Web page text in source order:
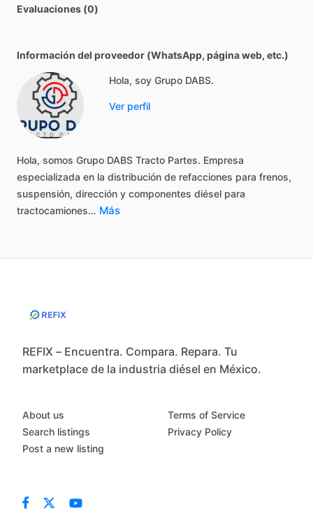
Evaluaciones (0)
Información del proveedor (WhatsApp, página web, etc.)
Hola, soy Grupo DABS.
Ver perfil
Hola, somos Grupo DABS Tracto Partes. Empresa
especializada en la distribución de refacciones para frenos,
suspensión, dirección y componentes diésel para
tractocamiones… Más
REFIX – Encuentra. Compara. Repara. Tu
marketplace de la industria diésel en México.
About us
Search listings
Post a new listing
Terms of Service
Privacy Policy